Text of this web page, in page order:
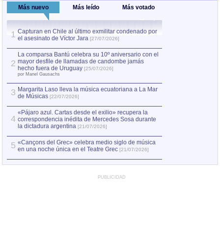
Más nuevo Más leído Más votado
1 Capturan en Chile al último exmilitar condenado por
el asesinato de Víctor Jara [27/07/2026]
2
La comparsa Bantú celebra su 10º aniversario con el
mayor desfile de llamadas de candombe jamás
hecho fuera de Uruguay [25/07/2026]
por Manel Gausachs
3 Margarita Laso lleva la música ecuatoriana a La Mar
de Músicas [22/07/2026]
4
«Pájaro azul. Cartas desde el exilio» recupera la
correspondencia inédita de Mercedes Sosa durante
la dictadura argentina [21/07/2026]
5 «Cançons del Grec» celebra medio siglo de música
en una noche única en el Teatre Grec [21/07/2026]
PUBLICIDAD